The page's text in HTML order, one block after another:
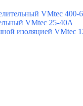
VMtec 400-
VMtec 25-40А
изоляцией VMtec